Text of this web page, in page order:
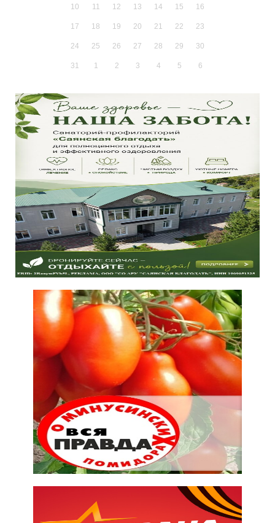
10 11 12 13 14 15 16
17 18 19 20 21 22 23
24 25 26 27 28 29 30
31 1 2 3 4 5 6